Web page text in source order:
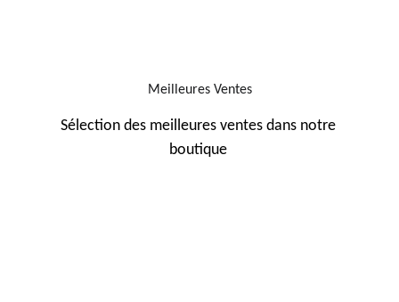
Meilleures Ventes
Sélection des meilleures ventes dans notre
boutique